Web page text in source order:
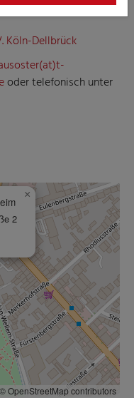
Köln-Dellbrück
oder telefonisch unter
2
×
OpenStreetMap contributors